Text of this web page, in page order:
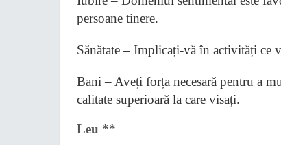
persoane tinere.
Sănătate – Implicați-vă în activități ce
Bani – Aveți forța necesară pentru a
calitate superioară la care visați.
Leu **